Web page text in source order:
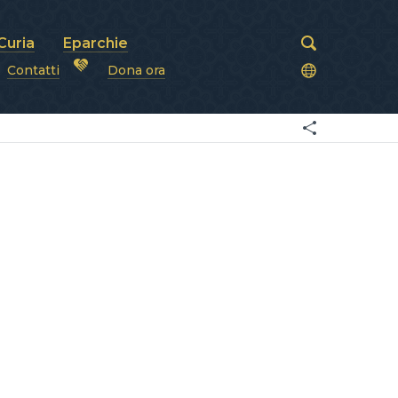
Eparchie
Contatti Dona ora